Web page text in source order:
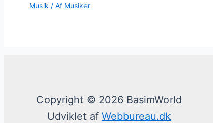
Musik / Af Musiker
Copyright © 2026 BasimWorld
Udviklet af Webbureau.dk